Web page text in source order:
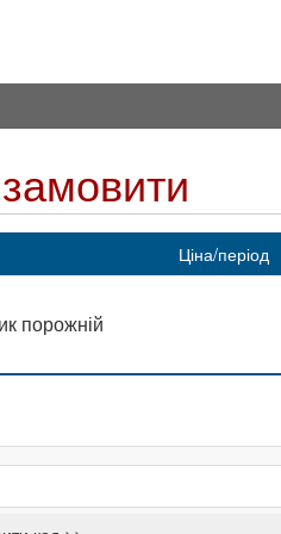
Ціна/період
порожній